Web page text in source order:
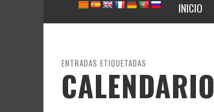
INICIO
ENTRADAS ETIQUETADAS
CALENDARIO